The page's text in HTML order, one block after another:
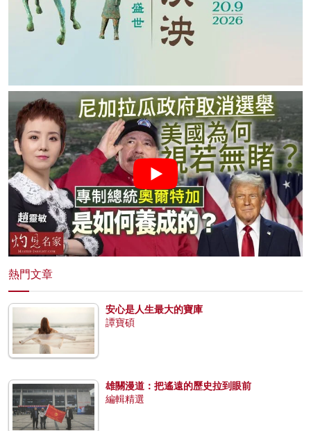
熱門文章
安心是人生最大的寶庫
譚寶碩
雄關漫道：把遙遠的歷史拉到眼前
編輯精選